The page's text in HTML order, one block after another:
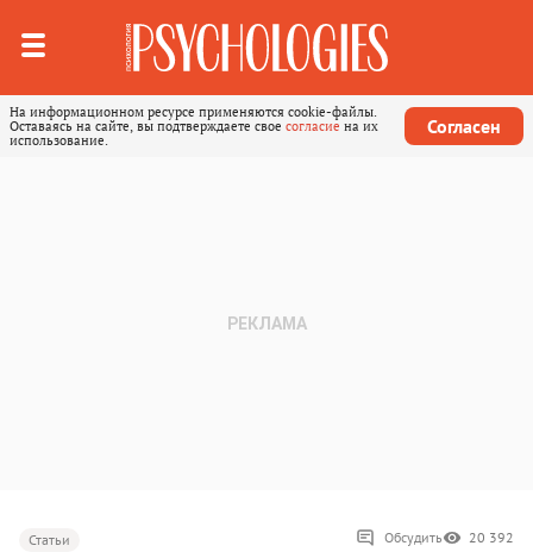
На информационном ресурсе применяются cookie-файлы.
Оставаясь на сайте, вы подтверждаете свое согласие на их
использование.
Согласен
Статьи Обсудить 20 392